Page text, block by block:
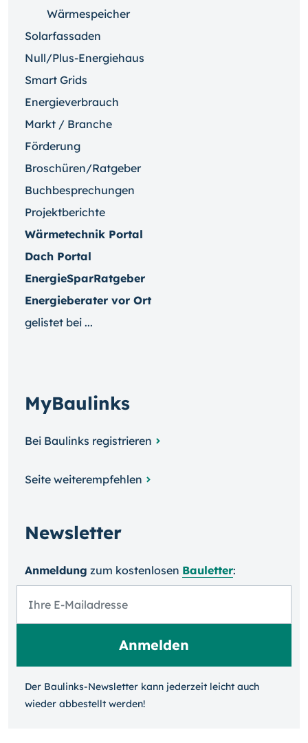
Wärmespeicher
Solarfassaden
Null/Plus-Energiehaus
Smart Grids
Energieverbrauch
Markt / Branche
Förderung
Broschüren/Ratgeber
Buchbesprechungen
Projektberichte
Wärmetechnik Portal
Dach Portal
EnergieSparRatgeber
Energieberater vor Ort
gelistet bei ...
MyBaulinks
Bei Baulinks registrieren
Seite weiterempfehlen
Newsletter
Anmeldung zum kosten­losen Bauletter:
Der Baulinks-Newsletter kann jeder­zeit leicht auch
wieder ab­bestellt werden!